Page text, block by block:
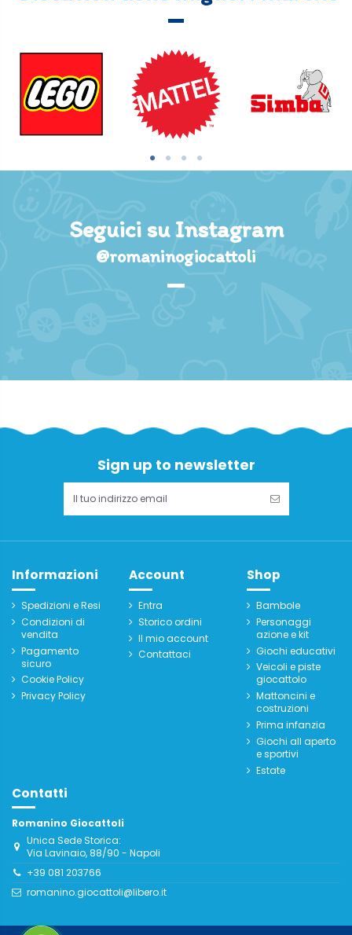
Seguici su Instagram
@romaninogiocattoli
Sign up to newsletter
Informazioni
Spedizioni e Resi
Condizioni di
vendita
Pagamento
sicuro
Cookie Policy
Privacy Policy
Account
Entra
Storico ordini
Il mio account
Contattaci
Shop
Bambole
Personaggi
azione e kit
Giochi educativi
Veicoli e piste
giocattolo
Mattoncini e
costruzioni
Prima infanzia
Giochi all aperto
e sportivi
Estate
Contatti
Romanino Giocattoli
Unica Sede Storica:
Via Lavinaio, 88/90 - Napoli
+39 081 203766
romanino.giocattoli@libero.it